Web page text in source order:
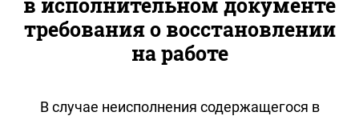
требования о восстановлении
на работе
В случае неисполнения содержащегося в